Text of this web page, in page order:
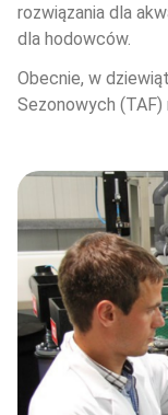
rozwiązania dla
dla hodowców.
Obecnie, w
Sezonowych